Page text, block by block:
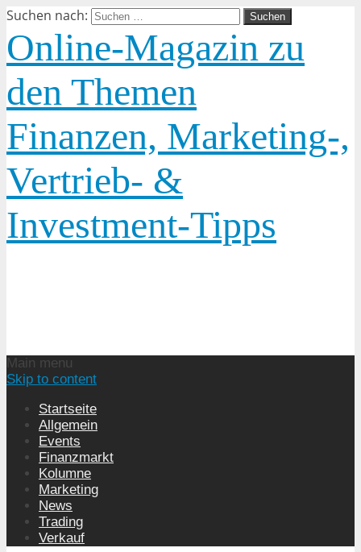
Suchen nach:
Online-Magazin zu
den Themen
Finanzen, Marketing-,
Vertrieb- &
Investment-Tipps
Main menu
Skip to content
Startseite
Allgemein
Events
Finanzmarkt
Kolumne
Marketing
News
Trading
Verkauf